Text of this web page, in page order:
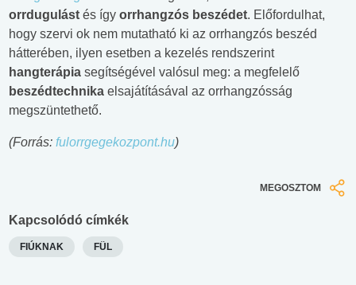
orrdugulást és így orrhangzós beszédet. Előfordulhat,
hogy szervi ok nem mutatható ki az orrhangzós beszéd
hátterében, ilyen esetben a kezelés rendszerint
hangterápia segítségével valósul meg: a megfelelő
beszédtechnika elsajátításával az orrhangzósság
megszüntethető.
(Forrás: fulorrgegekozpont.hu)
MEGOSZTOM
Kapcsolódó címkék
FIÚKNAK FÜL